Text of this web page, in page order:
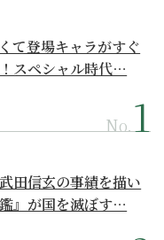
て登場キャラがすぐ
スペシャル時代…
No.
田信玄の事績を描い
』が国を滅ぼす…